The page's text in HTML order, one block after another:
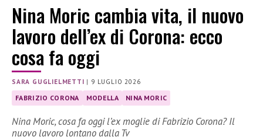
Nina Moric cambia vita, il nuovo
lavoro dell’ex di Corona: ecco
cosa fa oggi
SARA GUGLIELMETTI | 9 LUGLIO 2026
FABRIZIO CORONA MODELLA NINA MORIC
Nina Moric, cosa fa oggi l’ex moglie di Fabrizio Corona? Il
nuovo lavoro lontano dalla Tv